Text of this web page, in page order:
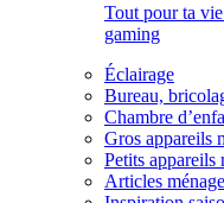
Tout pour ta
gaming
Éclairage
Bureau,
Chambre
Gros appareils
Petits appareils
Articles